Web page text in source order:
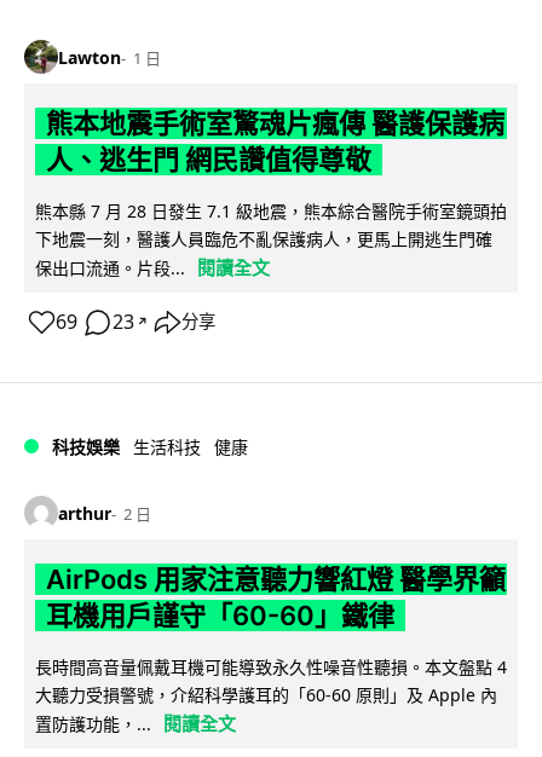
Lawton 1 日
熊本地震手術室驚魂片瘋傳 醫護保護病
人、逃生門 網民讚值得尊敬
熊本縣 7 月 28 日發生 7.1 級地震，熊本綜合醫院手術室鏡頭拍
下地震一刻，醫護人員臨危不亂保護病人，更馬上開逃生門確
保出口流通。片段...
閱讀全文
69 23 ↗ 分享
科技娛樂 生活科技 健康
arthur 2 日
AirPods 用家注意聽力響紅燈 醫學界籲
耳機用戶謹守「60-60」鐵律
長時間高音量佩戴耳機可能導致永久性噪音性聽損。本文盤點 4
大聽力受損警號，介紹科學護耳的「60-60 原則」及 Apple 內
置防護功能，...
閱讀全文